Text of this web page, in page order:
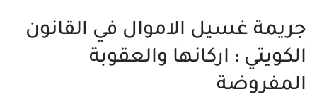
جريمة غسيل الاموال في القانون
الكويتي : اركانها والعقوبة
المفروضة